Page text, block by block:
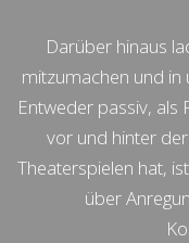
Darüber hinaus
mitzumachen und in
Entweder passiv, als
vor und hinter
Theaterspielen hat,
über